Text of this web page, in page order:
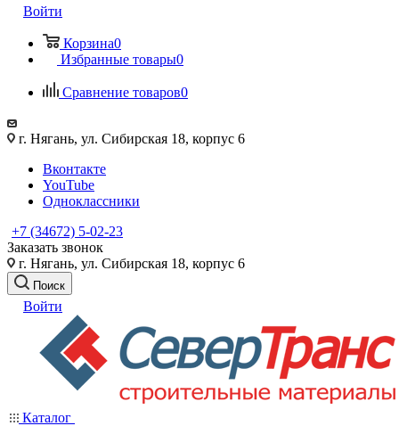
Войти
Корзина0
Избранные товары0
Сравнение товаров0
г. Нягань, ул. Сибирская 18, корпус 6
Вконтакте
YouTube
Одноклассники
+7 (34672) 5-02-23
Заказать звонок
г. Нягань, ул. Сибирская 18, корпус 6
Поиск
Войти
Каталог